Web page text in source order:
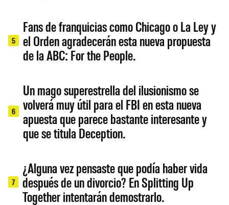
5
Fans de franquicias como Chicago o La Ley y
el Orden agradecerán esta nueva propuesta
de la ABC: For the People.
6
Un mago superestrella del ilusionismo se
volverá muy útil para el FBI en esta nueva
apuesta que parece bastante interesante y
que se titula Deception.
7
¿Alguna vez pensaste que podía haber vida
después de un divorcio? En Splitting Up
Together intentarán demostrarlo.